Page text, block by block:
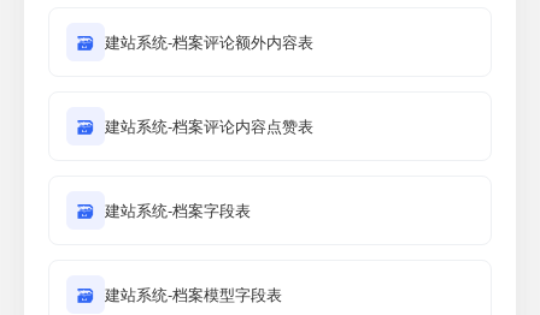
🗃 建站系统-档案评论额外内容表
🗃 建站系统-档案评论内容点赞表
🗃 建站系统-档案字段表
🗃 建站系统-档案模型字段表